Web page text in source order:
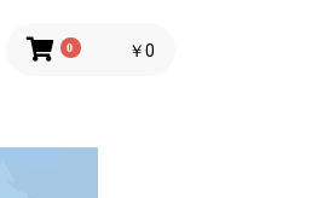
0 ￥0